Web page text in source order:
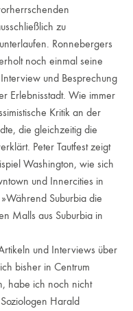
zu
Ronnebergers
noch einmal seine
und Besprechung
Erlebnisstadt. Wie immer
Kritik an der
die gleichzeitig die
Peter Tautfest zeigt
Washington, wie sich
und Innercities in
Suburbia die
Malls aus Suburbia in
und Interviews über
bisher in Centrum
habe ich noch nicht
Harald